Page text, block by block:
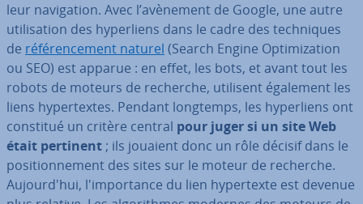
leur na­vi­ga­tion. Avec l’avènement de Google, une autre
uti­li­sa­tion des hy­per­liens dans le cadre des tech­niques
de ré­fé­ren­ce­ment naturel (Search Engine Op­ti­mi­za­tion
ou SEO) est apparue : en effet, les bots, et avant tout les
robots de moteurs de recherche, utilisent également les
liens hy­per­textes. Pendant longtemps, les hy­per­liens ont
constitué un critère central pour juger si un site Web
était pertinent ; ils jouaient donc un rôle décisif dans le
po­si­tion­ne­ment des sites sur le moteur de recherche.
Au­jour­d'hui, l'im­por­tance du lien hy­per­texte est devenue